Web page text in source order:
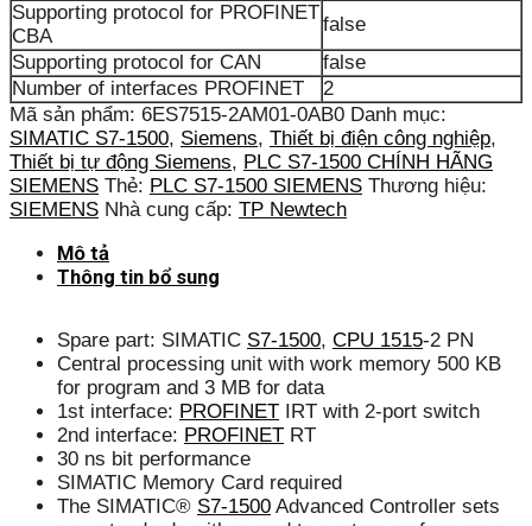
Supporting protocol for PROFINET
CBA
false
Supporting protocol for CAN
false
Number of interfaces PROFINET
2
Mã sản phẩm: 6ES7515-2AM01-0AB0 Danh mục:
SIMATIC S7-1500, Siemens, Thiết bị điện công nghiệp,
Thiết bị tự động Siemens, PLC S7-1500 CHÍNH HÃNG
SIEMENS Thẻ: PLC S7-1500 SIEMENS Thương hiệu:
SIEMENS Nhà cung cấp: TP Newtech
Mô tả
Thông tin bổ sung
Spare part: SIMATIC S7-1500, CPU 1515-2 PN
Central processing unit with work memory 500 KB
for program and 3 MB for data
1st interface: PROFINET IRT with 2-port switch
2nd interface: PROFINET RT
30 ns bit performance
SIMATIC Memory Card required
The SIMATIC® S7-1500 Advanced Controller sets